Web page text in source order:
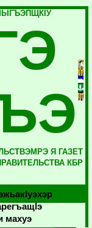
Я ГАЗЕТ
КБР
махуэ